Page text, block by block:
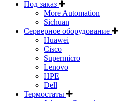
Под заказ
More Automation
Sichuan
Серверное оборудование
Huawei
Cisco
Supermicro
Lenovo
HPE
Dell
Термостаты